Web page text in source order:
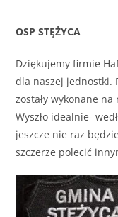
OSP STĘŻYCA
Dziękujemy firmie
dla naszej jednostki.
zostały wykonane
Wyszło idealnie-
jeszcze nie raz
szczerze polecić